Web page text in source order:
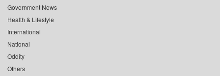
Government News
Health & Lifestyle
International
National
Oddity
Others